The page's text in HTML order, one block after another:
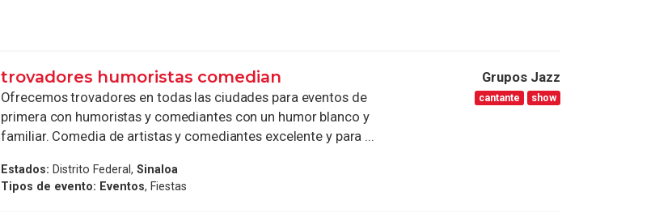
trovadores humoristas comedian
Ofrecemos trovadores en todas las ciudades para eventos de
primera con humoristas y comediantes con un humor blanco y
familiar. Comedia de artistas y comediantes excelente y para ...
Estados: Distrito Federal,Sinaloa
Tipos de evento: Eventos, Fiestas
Grupos Jazz
cantante show